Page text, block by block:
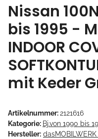
Nissan
bis 1995 -
INDOOR
mit Keder
Artikelnummer:2121616
Kategorie: Bj.von 1990 bis
Hersteller: